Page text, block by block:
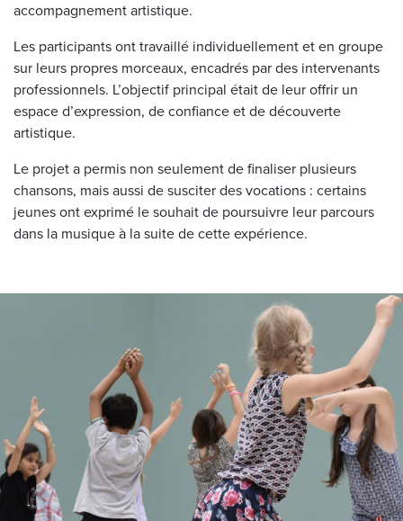
accompagnement artistique.
Les participants ont travaillé individuellement et en groupe
sur leurs propres morceaux, encadrés par des intervenants
professionnels. L’objectif principal était de leur offrir un
espace d’expression, de confiance et de découverte
artistique.
Le projet a permis non seulement de finaliser plusieurs
chansons, mais aussi de susciter des vocations : certains
jeunes ont exprimé le souhait de poursuivre leur parcours
dans la musique à la suite de cette expérience.